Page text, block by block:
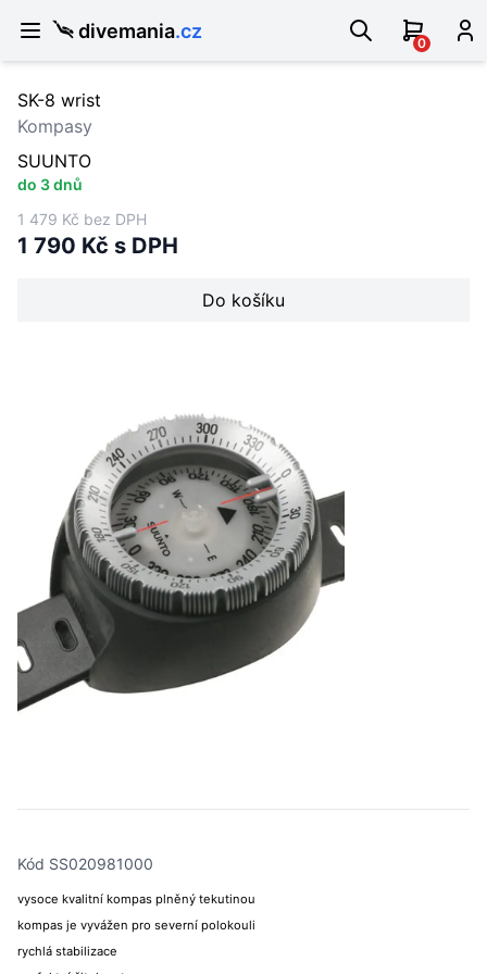
divemania.cz
0
SK-8 wrist
Kompasy
SUUNTO
do 3 dnů
1 479 Kč bez DPH
1 790 Kč s DPH
Do košíku
Kód SS020981000
vysoce kvalitní kompas plněný tekutinou
kompas je vyvážen pro severní polokouli
rychlá stabilizace